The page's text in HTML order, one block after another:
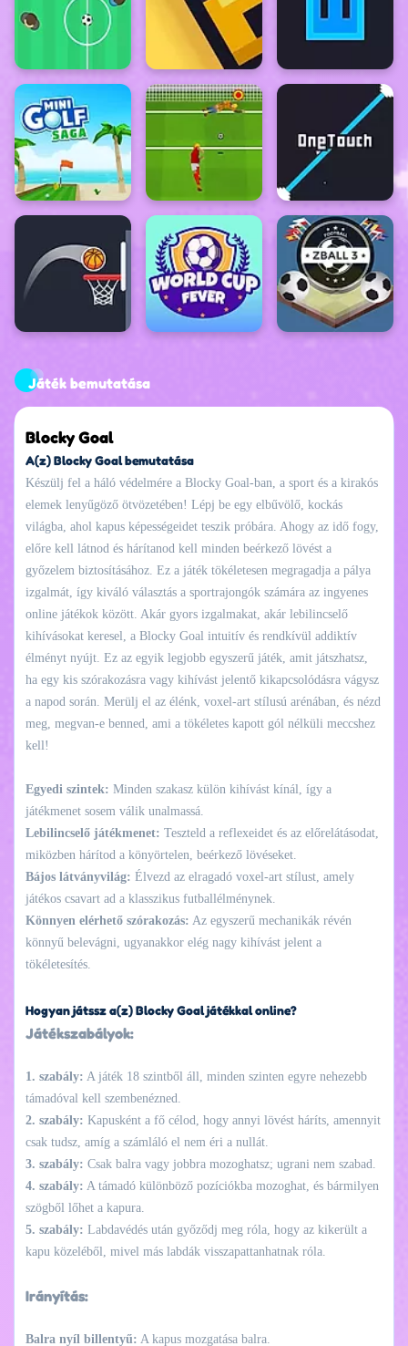
Játék bemutatása
Blocky Goal
A(z) Blocky Goal bemutatása
Készülj fel a háló védelmére a Blocky Goal-ban, a sport és a kirakós
elemek lenyűgöző ötvözetében! Lépj be egy elbűvölő, kockás
világba, ahol kapus képességeidet teszik próbára. Ahogy az idő fogy,
előre kell látnod és hárítanod kell minden beérkező lövést a
győzelem biztosításához. Ez a játék tökéletesen megragadja a pálya
izgalmát, így kiváló választás a sportrajongók számára az ingyenes
online játékok között. Akár gyors izgalmakat, akár lebilincselő
kihívásokat keresel, a Blocky Goal intuitív és rendkívül addiktív
élményt nyújt. Ez az egyik legjobb egyszerű játék, amit játszhatsz,
ha egy kis szórakozásra vagy kihívást jelentő kikapcsolódásra vágysz
a napod során. Merülj el az élénk, voxel-art stílusú arénában, és nézd
meg, megvan-e benned, ami a tökéletes kapott gól nélküli meccshez
kell!
Egyedi szintek: Minden szakasz külön kihívást kínál, így a
játékmenet sosem válik unalmassá.
Lebilincselő játékmenet: Teszteld a reflexeidet és az előrelátásodat,
miközben hárítod a könyörtelen, beérkező lövéseket.
Bájos látványvilág: Élvezd az elragadó voxel-art stílust, amely
játékos csavart ad a klasszikus futballélménynek.
Könnyen elérhető szórakozás: Az egyszerű mechanikák révén
könnyű belevágni, ugyanakkor elég nagy kihívást jelent a
tökéletesítés.
Hogyan játssz a(z) Blocky Goal játékkal online?
Játékszabályok:
1. szabály: A játék 18 szintből áll, minden szinten egyre nehezebb
támadóval kell szembenézned.
2. szabály: Kapusként a fő célod, hogy annyi lövést háríts, amennyit
csak tudsz, amíg a számláló el nem éri a nullát.
3. szabály: Csak balra vagy jobbra mozoghatsz; ugrani nem szabad.
4. szabály: A támadó különböző pozíciókba mozoghat, és bármilyen
szögből lőhet a kapura.
5. szabály: Labdavédés után győződj meg róla, hogy az kikerült a
kapu közeléből, mivel más labdák visszapattanhatnak róla.
Irányítás:
Balra nyíl billentyű: A kapus mozgatása balra.